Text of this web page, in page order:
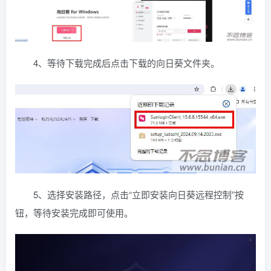
4、等待下载完成后点击下载的向日葵文件夹。
5、选择安装路径，点击“立即安装向日葵远程控制”按
钮，等待安装完成即可使用。